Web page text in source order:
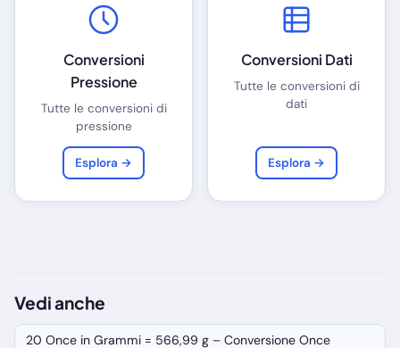
Conversioni
Pressione
Tutte le conversioni di
pressione
Esplora →
Conversioni Dati
Tutte le conversioni di
dati
Esplora →
Vedi anche
20 Once in Grammi = 566,99 g – Conversione Once